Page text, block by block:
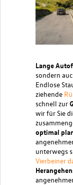
Lange
sondern
Endlose
ziehende
schnell zur
wir für Sie
optimal
unterwegs
Vierbeiner